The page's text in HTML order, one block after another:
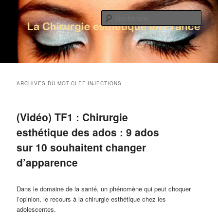
La Chirurgie Esthétique en France
ARCHIVES DU MOT-CLEF INJECTIONS
(Vidéo) TF1 : Chirurgie
esthétique des ados : 9 ados
sur 10 souhaitent changer
d’apparence
Dans le domaine de la santé, un phénomène qui peut choquer
l’opinion, le recours à la chirurgie esthétique chez les
adolescentes.